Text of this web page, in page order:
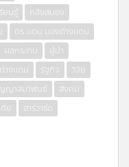
ยนรู้
คลังสมอง
ดร.แดน มองต่างแดน
ผลกระทบ
ผู้นำ
างแดน รัฐกิจ
วิจัย
ญาสมาพันธ์
สังคม
ย
ฮาร์วาร์ด